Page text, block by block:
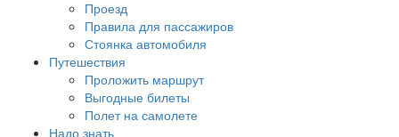
Проезд
Правила для пассажиров
Стоянка автомобиля
Путешествия
Проложить маршрут
Выгодные билеты
Полет на самолете
Надо знать